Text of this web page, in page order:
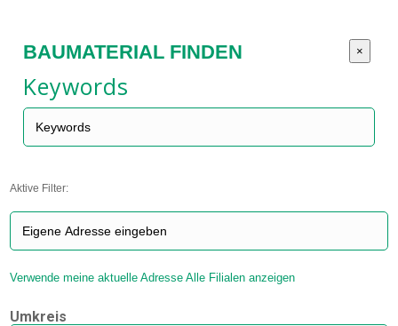
BAUMATERIAL FINDEN
Keywords
Aktive Filter:
Verwende meine aktuelle Adresse Alle Filialen anzeigen
Umkreis
×